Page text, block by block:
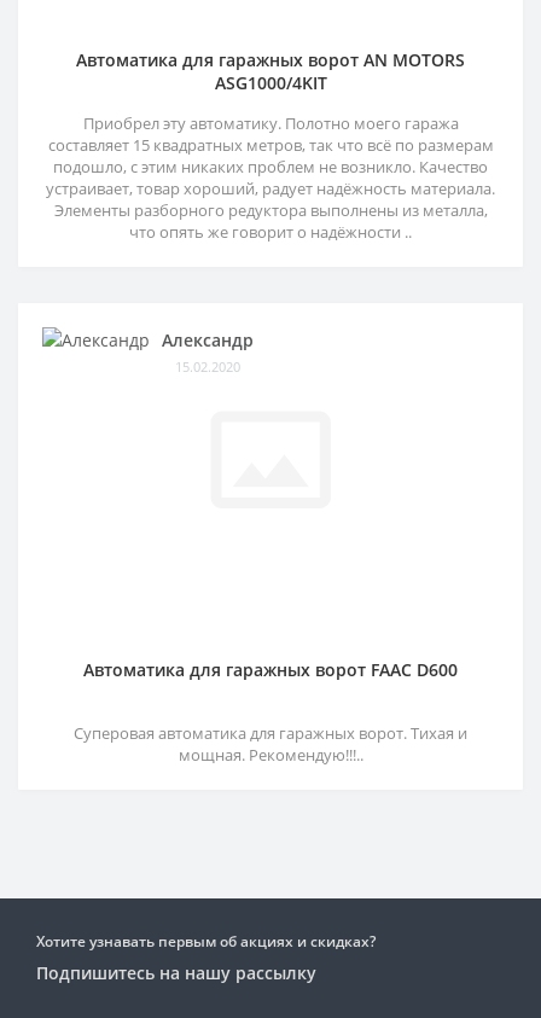
Автоматика для гаражных ворот AN MOTORS
ASG1000/4KIT
Приобрел эту автоматику. Полотно моего гаража
составляет 15 квадратных метров, так что всё по размерам
подошло, с этим никаких проблем не возникло. Качество
устраивает, товар хороший, радует надёжность материала.
Элементы разборного редуктора выполнены из металла,
что опять же говорит о надёжности ..
Александр
15.02.2020
Автоматика для гаражных ворот FAAC D600
Суперовая автоматика для гаражных ворот. Тихая и
мощная. Рекомендую!!!..
Хотите узнавать первым об акциях и скидках?
Подпишитесь на нашу рассылку